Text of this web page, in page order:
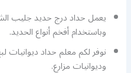
يعمل حداد درج حديد جليب
وباستخدام أفخم أنواع الحديد.
نوفر لكم معلم حداد
وديوانيات مزارع.